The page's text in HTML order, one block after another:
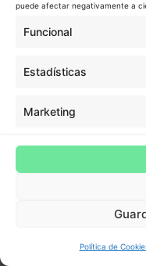
puede afectar negativamente a
Funcional
Estadísticas
Marketing
Política de